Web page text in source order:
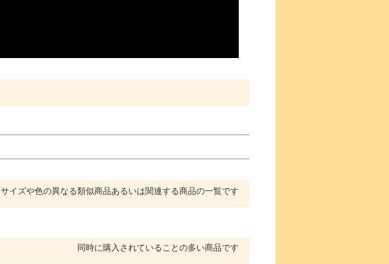
サイズや色の異なる類似商品あるいは関連する商品の一覧です
同時に購入されていることの多い商品です